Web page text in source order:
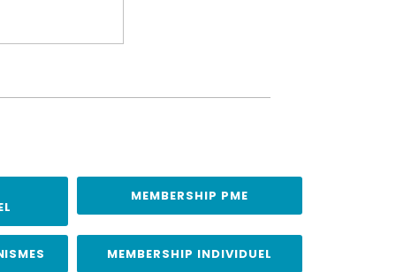
MEMBERSHIP PME
MEMBERSHIP INDIVIDUEL